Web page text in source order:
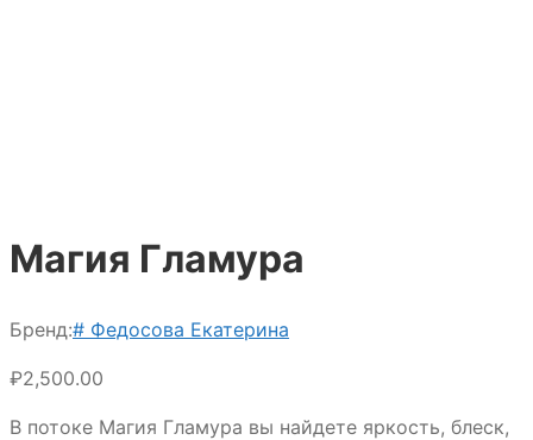
Магия Гламура
Бренд:# Федосова Екатерина
₽2,500.00
В потоке Магия Гламура вы найдете яркость, блеск,